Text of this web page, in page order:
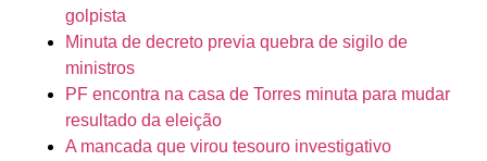
golpista
Minuta de decreto previa quebra de sigilo de
ministros
PF encontra na casa de Torres minuta para mudar
resultado da eleição
A mancada que virou tesouro investigativo